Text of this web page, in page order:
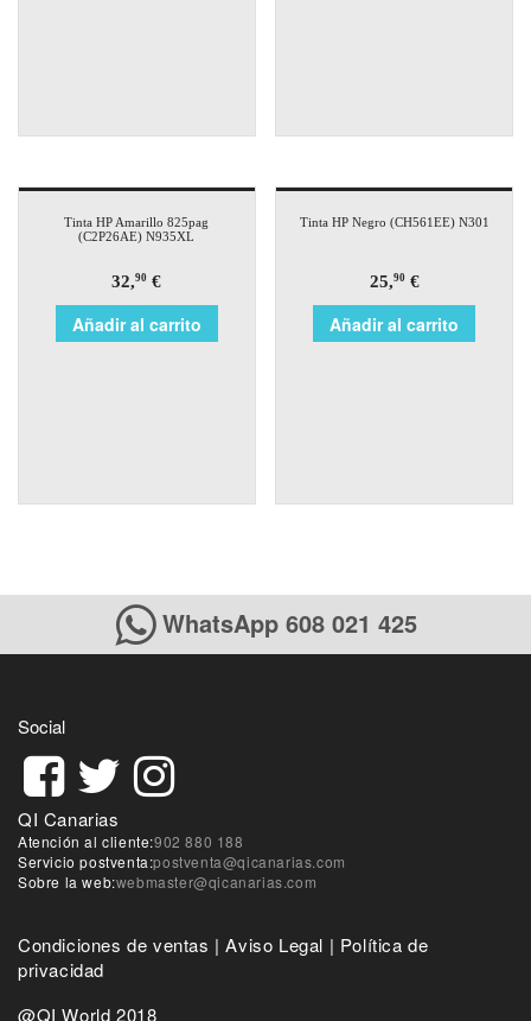
Tinta HP Amarillo 825pag
(C2P26AE) N935XL
32,90 €
Añadir al carrito
Tinta HP Negro (CH561EE) N301
25,90€
Añadir al carrito
WhatsApp 608 021 425
Social
QI Canarias
Atención al cliente:902 880 188
Servicio postventa:postventa@qicanarias.com
Sobre la web:webmaster@qicanarias.com
Condiciones de ventas |Aviso Legal | Política de
privacidad
@QI World 2018